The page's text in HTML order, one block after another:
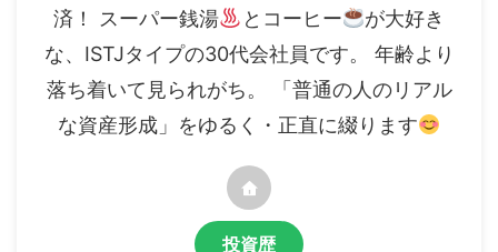
済！ スーパー銭湯
とコーヒー
が大好き
な、ISTJタイプの30代会社員です。 年齢より
落ち着いて見られがち。 「普通の人のリアル
な資産形成」をゆるく・正直に綴ります
投資歴